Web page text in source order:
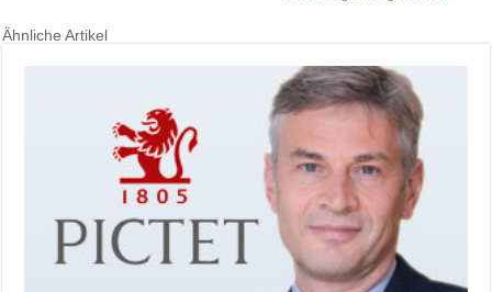
Ähnliche Artikel